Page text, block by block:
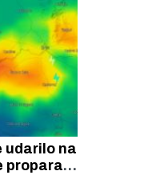
udarilo na
proparalo